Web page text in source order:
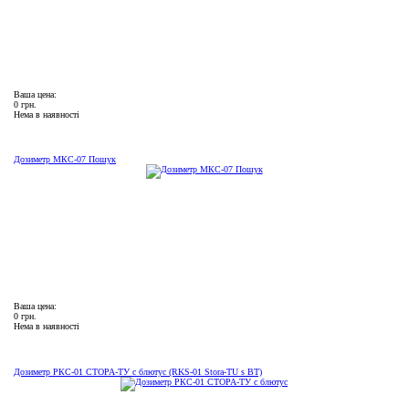
Ваша цена:
0 грн.
Нема в наявності
Дозиметр МКС-07 Пошук
Ваша цена:
0 грн.
Нема в наявності
Дозиметр РКС-01 СТОРА-ТУ с блютус (RKS-01 Stora-TU s BT)